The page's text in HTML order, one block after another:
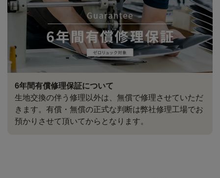
6年間有償修理保証について
生地交換の伴う修理以外は、無償で修理させていただ
きます。有償・無償の正式な判断は弊社修理工場でお
預かりさせて頂いてからとなります。